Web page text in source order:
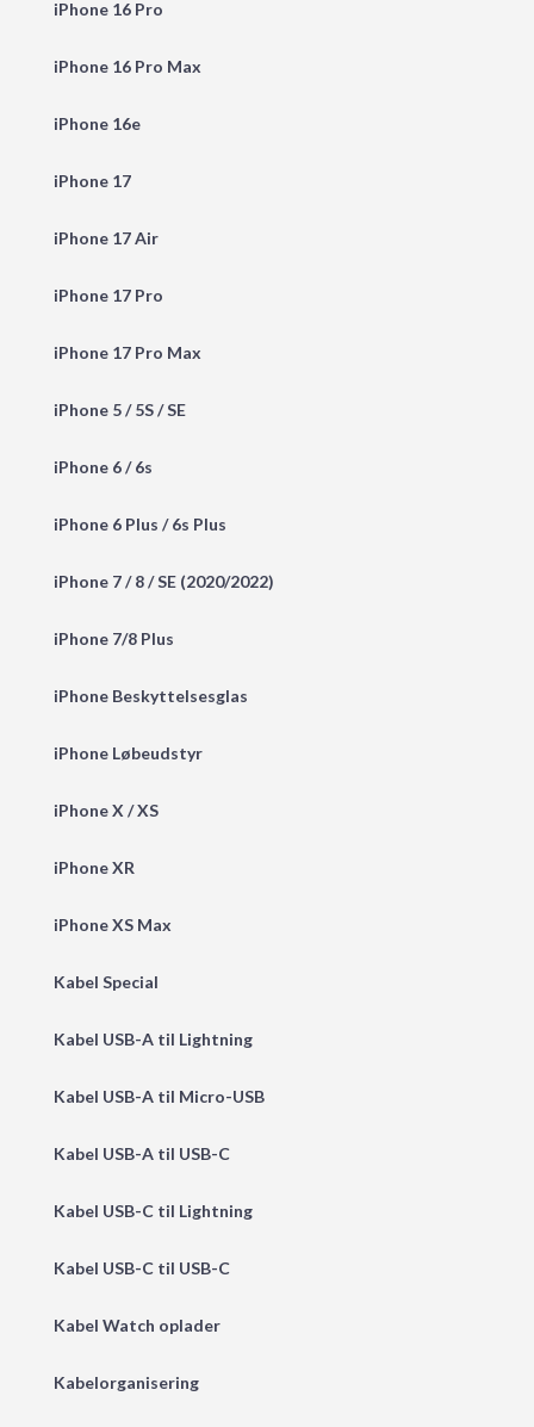
iPhone 16 Pro
iPhone 16 Pro Max
iPhone 16e
iPhone 17
iPhone 17 Air
iPhone 17 Pro
iPhone 17 Pro Max
iPhone 5 / 5S / SE
iPhone 6 / 6s
iPhone 6 Plus / 6s Plus
iPhone 7 / 8 / SE (2020/2022)
iPhone 7/8 Plus
iPhone Beskyttelsesglas
iPhone Løbeudstyr
iPhone X / XS
iPhone XR
iPhone XS Max
Kabel Special
Kabel USB-A til Lightning
Kabel USB-A til Micro-USB
Kabel USB-A til USB-C
Kabel USB-C til Lightning
Kabel USB-C til USB-C
Kabel Watch oplader
Kabelorganisering